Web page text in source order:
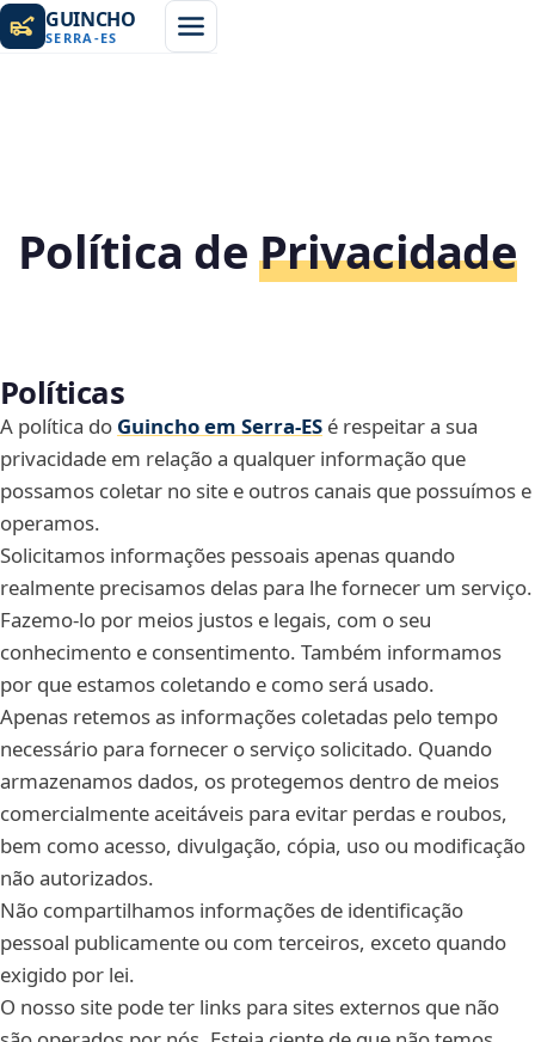
GUINCHO
SERRA -ES
Política dePrivacidade
Políticas
A política do Guincho em Serra‑ES é respeitar a sua
privacidade em relação a qualquer informação que
possamos coletar no site e outros canais que possuímos e
operamos.
Solicitamos informações pessoais apenas quando
realmente precisamos delas para lhe fornecer um serviço.
Fazemo-lo por meios justos e legais, com o seu
conhecimento e consentimento. Também informamos
por que estamos coletando e como será usado.
Apenas retemos as informações coletadas pelo tempo
necessário para fornecer o serviço solicitado. Quando
armazenamos dados, os protegemos dentro de meios
comercialmente aceitáveis para evitar perdas e roubos,
bem como acesso, divulgação, cópia, uso ou modificação
não autorizados.
Não compartilhamos informações de identificação
pessoal publicamente ou com terceiros, exceto quando
exigido por lei.
O nosso site pode ter links para sites externos que não